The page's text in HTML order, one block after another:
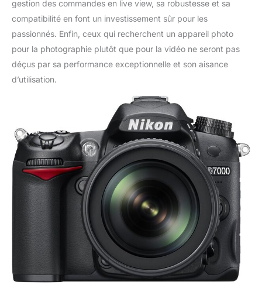
gestion des commandes en live view, sa robustesse et sa
compatibilité en font un investissement sûr pour les
passionnés. Enfin, ceux qui recherchent un appareil photo
pour la photographie plutôt que pour la vidéo ne seront pas
déçus par sa performance exceptionnelle et son aisance
d’utilisation.